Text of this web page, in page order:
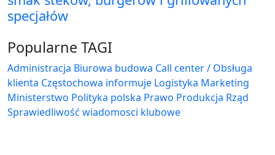
specjałów
Popularne TAGI
Administracja Biurowa budowa Call center / Obsługa
klienta Częstochowa informuje Logistyka Marketing
Ministerstwo Polityka polska Prawo Produkcja Rząd
Sprawiedliwość wiadomosci klubowe